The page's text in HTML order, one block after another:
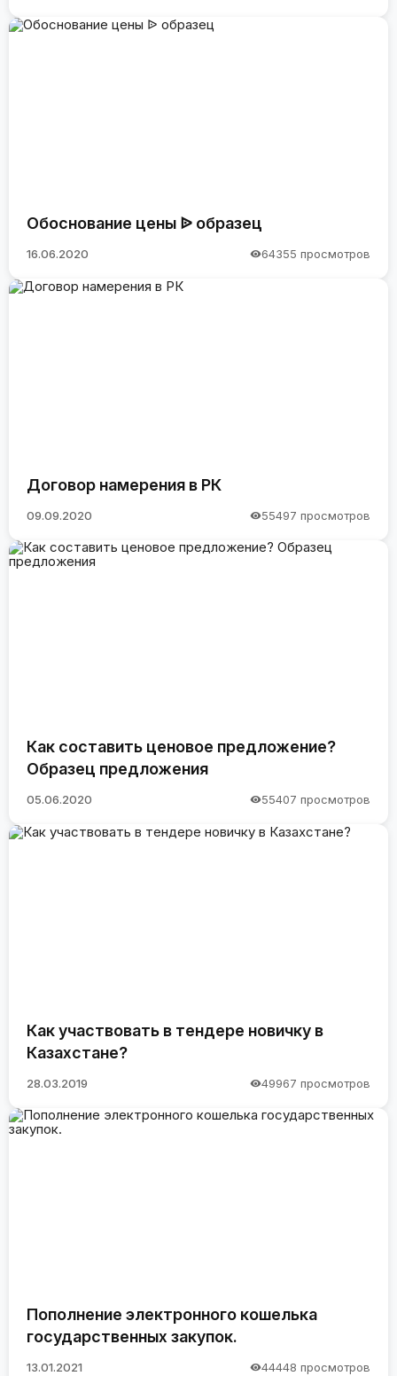
Обоснование цены ᐉ образец
16.06.2020 64355 просмотров
Договор намерения в РК
09.09.2020 55497 просмотров
Как составить ценовое предложение?
Образец предложения
05.06.2020 55407 просмотров
Как участвовать в тендере новичку в
Казахстане?
28.03.2019 49967 просмотров
Пополнение электронного кошелька
государственных закупок.
13.01.2021 44448 просмотров